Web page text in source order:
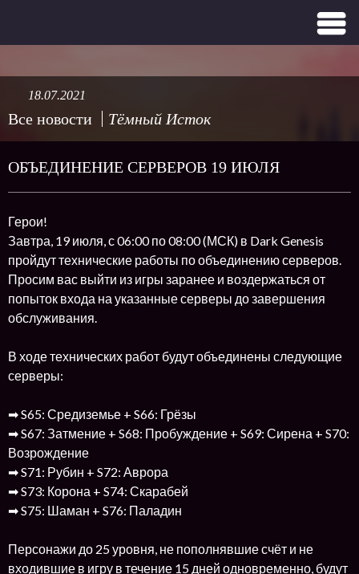
Все новости Тёмный Исток
18.07.2021
ОБЪЕДИНЕНИЕ СЕРВЕРОВ 19 ИЮЛЯ
Герои!
Завтра, 19 июля, с 06:00 по 08:00 (МСК) в Dark Genesis
пройдут технические работы по объединению серверов.
Просим вас выйти из игры заранее и воздержаться от
попыток входа на указанные серверы до завершения
обслуживания.
В ходе технических работ будут объединены следующие
серверы:
➡ S65: Средиземье + S66: Грёзы
➡ S67: Затмение + S68: Пробуждение + S69: Сирена + S70:
Возрождение
➡ S71: Рубин + S72: Аврора
➡ S73: Корона + S74: Скарабей
➡ S75: Шаман + S76: Паладин
Персонажи до 25 уровня, не пополнявшие счёт и не
входившие в игру в течение 15 дней одновременно, будут